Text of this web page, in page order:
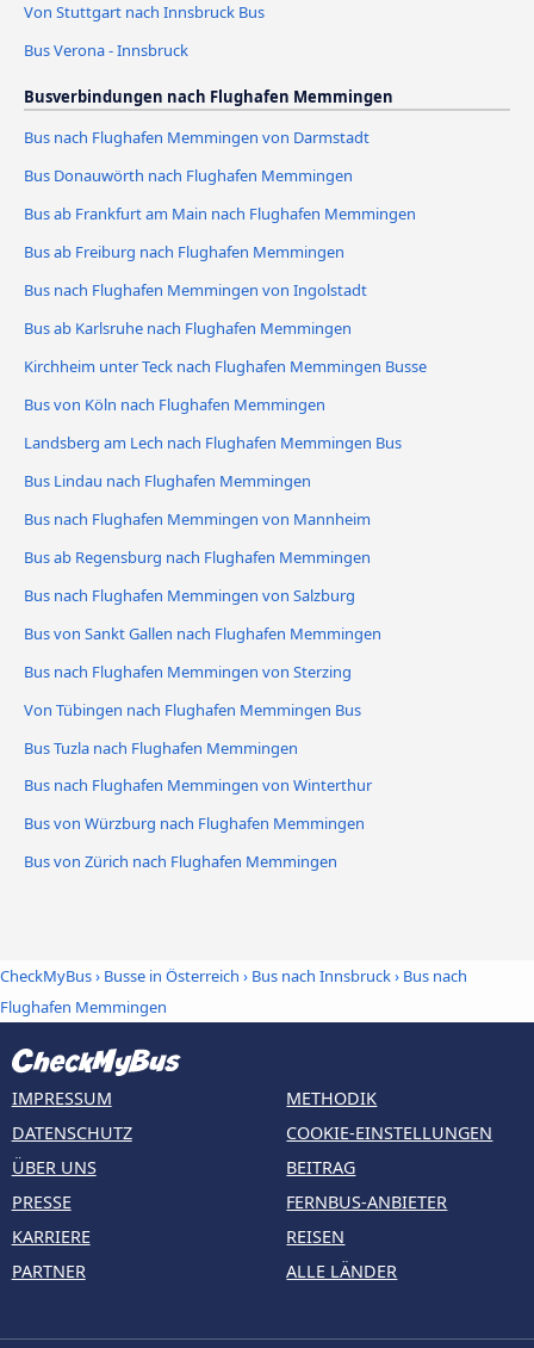
Von Stuttgart nach Innsbruck Bus
Bus Verona - Innsbruck
Busverbindungen nach Flughafen Memmingen
Bus nach Flughafen Memmingen von Darmstadt
Bus Donauwörth nach Flughafen Memmingen
Bus ab Frankfurt am Main nach Flughafen Memmingen
Bus ab Freiburg nach Flughafen Memmingen
Bus nach Flughafen Memmingen von Ingolstadt
Bus ab Karlsruhe nach Flughafen Memmingen
Kirchheim unter Teck nach Flughafen Memmingen Busse
Bus von Köln nach Flughafen Memmingen
Landsberg am Lech nach Flughafen Memmingen Bus
Bus Lindau nach Flughafen Memmingen
Bus nach Flughafen Memmingen von Mannheim
Bus ab Regensburg nach Flughafen Memmingen
Bus nach Flughafen Memmingen von Salzburg
Bus von Sankt Gallen nach Flughafen Memmingen
Bus nach Flughafen Memmingen von Sterzing
Von Tübingen nach Flughafen Memmingen Bus
Bus Tuzla nach Flughafen Memmingen
Bus nach Flughafen Memmingen von Winterthur
Bus von Würzburg nach Flughafen Memmingen
Bus von Zürich nach Flughafen Memmingen
CheckMyBus› Busse in Österreich › Bus nach Innsbruck› Bus nach
Flughafen Memmingen
IMPRESSUM
DATENSCHUTZ
ÜBER UNS
PRESSE
KARRIERE
PARTNER
METHODIK
COOKIE-EINSTELLUNGEN
BEITRAG
FERNBUS-ANBIETER
REISEN
ALLE LÄNDER